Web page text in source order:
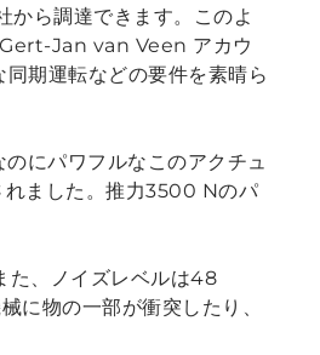
から調達できます。このよ
Gert-Jan van Veen アカウ
期運転などの要件を素晴ら
にパワフルなこのアクチュ
れました。推力3500 Nのパ
た、ノイズレベルは48
に物の一部が衝突したり、